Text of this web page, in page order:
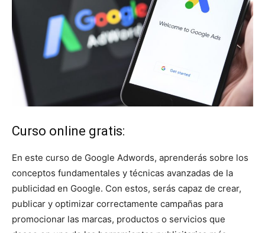
Curso online gratis:
En este curso de Google Adwords, aprenderás sobre los
conceptos fundamentales y técnicas avanzadas de la
publicidad en Google. Con estos, serás capaz de crear,
publicar y optimizar correctamente campañas para
promocionar las marcas, productos o servicios que